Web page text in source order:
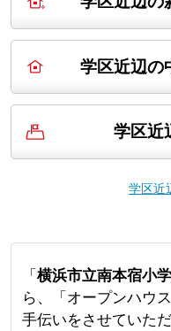
学区近辺の
学区近
学区近
「 横浜市立南本宿小
ら、「オープンハウ
手伝いをさせていた